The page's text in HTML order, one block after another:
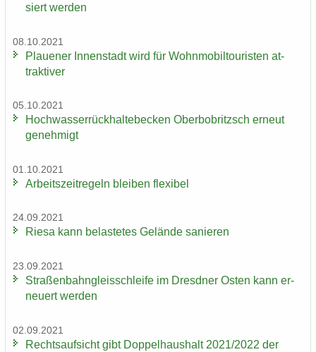
siert wer­den
08.10.2021
Plaue­ner In­nen­stadt wird für Wohn­mo­bil­tou­ris­ten at­
trak­ti­ver
05.10.2021
Hoch­was­ser­rück­hal­te­be­cken Ober­bobritzsch er­neut
ge­neh­migt
01.10.2021
Ar­beits­zeit­re­geln blei­ben fle­xi­bel
24.09.2021
Riesa kann be­las­te­tes Ge­län­de sa­nie­ren
23.09.2021
Stra­ßen­bahn­gleis­schlei­fe im Dresd­ner Osten kann er­
neu­ert wer­den
02.09.2021
Rechts­auf­sicht gibt Dop­pel­haus­halt 2021/2022 der